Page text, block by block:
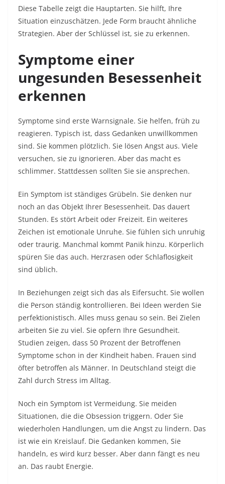
Diese Tabelle zeigt die Hauptarten. Sie hilft, Ihre
Situation einzuschätzen. Jede Form braucht ähnliche
Strategien. Aber der Schlüssel ist, sie zu erkennen.​
Symptome einer
ungesunden Besessenheit
erkennen
Symptome sind erste Warnsignale. Sie helfen, früh zu
reagieren. Typisch ist, dass Gedanken unwillkommen
sind. Sie kommen plötzlich. Sie lösen Angst aus. Viele
versuchen, sie zu ignorieren. Aber das macht es
schlimmer. Stattdessen sollten Sie sie ansprechen.​
Ein Symptom ist ständiges Grübeln. Sie denken nur
noch an das Objekt Ihrer Besessenheit. Das dauert
Stunden. Es stört Arbeit oder Freizeit. Ein weiteres
Zeichen ist emotionale Unruhe. Sie fühlen sich unruhig
oder traurig. Manchmal kommt Panik hinzu. Körperlich
spüren Sie das auch. Herzrasen oder Schlaflosigkeit
sind üblich.​
In Beziehungen zeigt sich das als Eifersucht. Sie wollen
die Person ständig kontrollieren. Bei Ideen werden Sie
perfektionistisch. Alles muss genau so sein. Bei Zielen
arbeiten Sie zu viel. Sie opfern Ihre Gesundheit.
Studien zeigen, dass 50 Prozent der Betroffenen
Symptome schon in der Kindheit haben. Frauen sind
öfter betroffen als Männer. In Deutschland steigt die
Zahl durch Stress im Alltag.​
Noch ein Symptom ist Vermeidung. Sie meiden
Situationen, die die Obsession triggern. Oder Sie
wiederholen Handlungen, um die Angst zu lindern. Das
ist wie ein Kreislauf. Die Gedanken kommen, Sie
handeln, es wird kurz besser. Aber dann fängt es neu
an. Das raubt Energie.​